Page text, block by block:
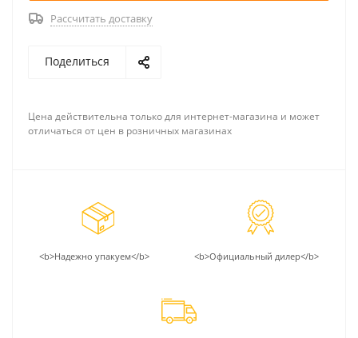
Рассчитать доставку
Поделиться
Цена действительна только для интернет-магазина и может
отличаться от цен в розничных магазинах
<b>Надежно упакуем</b> <b>Официальный дилер</b>